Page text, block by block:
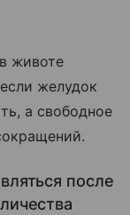
животе
желудок
а свободное
после